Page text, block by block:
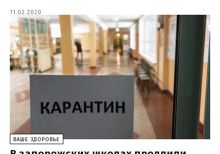
11.02.2020
ВАШЕ ЗДОРОВЬЕ